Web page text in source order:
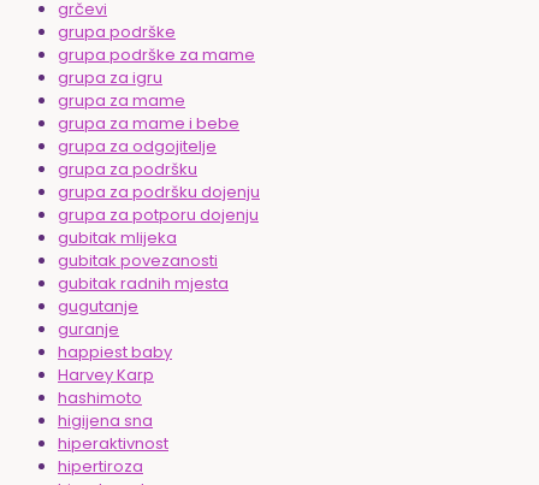
grčevi
grupa podrške
grupa podrške za mame
grupa za igru
grupa za mame
grupa za mame i bebe
grupa za odgojitelje
grupa za podršku
grupa za podršku dojenju
grupa za potporu dojenju
gubitak mlijeka
gubitak povezanosti
gubitak radnih mjesta
gugutanje
guranje
happiest baby
Harvey Karp
hashimoto
higijena sna
hiperaktivnost
hipertiroza